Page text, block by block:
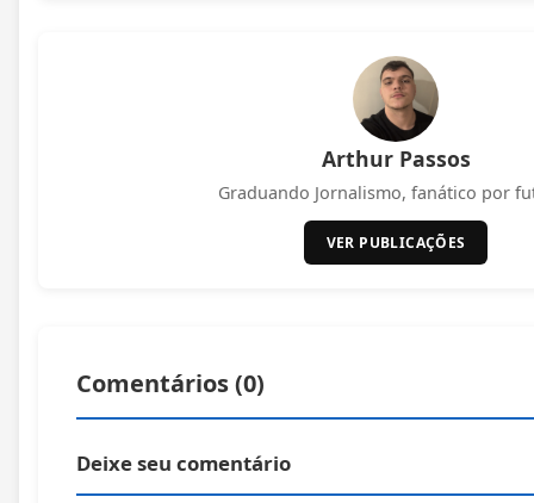
Arthur Passos
Graduando Jornalismo, fanático por
VER PUBLICAÇÕES
Comentários (0)
Deixe seu comentário